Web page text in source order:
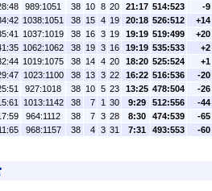
989:1051 38 10 8 20 21:17 514:523
-9
1038:1051 38 15 4 19 20:18 526:512
+14
1037:1019 38 16 3 19 19:19 519:499
+20
1062:1062 38 19 3 16 19:19 535:533
+2
1019:1075 38 14 4 20 18:20 525:524
+1
1023:1100 38 13 3 22 16:22 516:536
-20
927:1018 38 10 5 23 13:25 478:504
-26
1013:1142 38 7 1 30 9:29 512:556
-44
964:1112 38 7 3 28 8:30 474:539
-65
968:1157 38 4 3 31 7:31 493:553 -60